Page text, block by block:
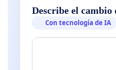
Describe el cambio
Con tecnología de IA